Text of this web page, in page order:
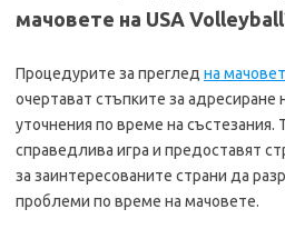
мачовете на USA
Процедурите за преглед на
очертават стъпките за адресиране
уточнения по време на състезания.
справедлива игра и предоставят
за заинтересованите страни да
проблеми по време на мачовете.